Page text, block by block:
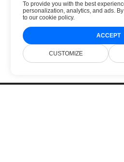
To provide you with the best
personalization, analytics, and ads.
toour cookie policy.
ACCEPT
CUSTOMIZE